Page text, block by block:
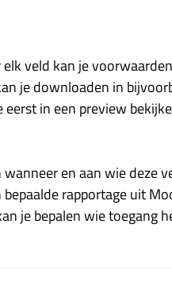
veld kan je
je downloaden in
in een preview
en aan wie deze
rapportage uit
je bepalen wie toegang